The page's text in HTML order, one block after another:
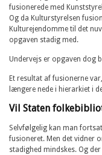
fusionerede med
Og da Kulturstyrelsen
Kulturejendomme til det
opgaven stadig med.
Undervejs er opgaven dog
Et resultat af fusionerne
længere nede i hierarkiet i
Vil Staten
Selvfølgelig kan man
fusioneret. Men det vidner
stadighed mindskes. Og